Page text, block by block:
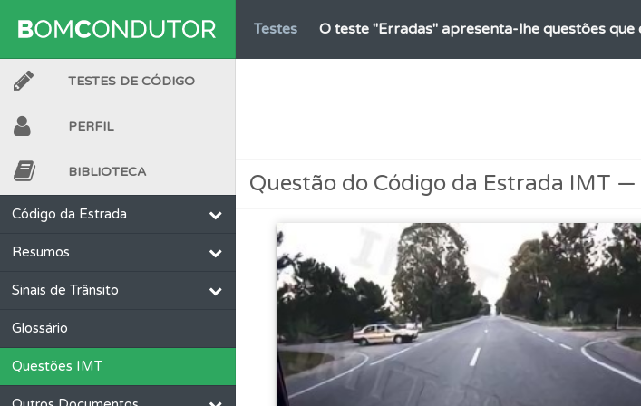
Testes O teste "Erradas" apresenta-lhe questões
Conta Crie uma conta para poder partilhar o seu perfil
Consulte as suas estatísticas no seu perfil.
Perfil Veja as questões que errou no seu perfil.
TESTES DE CÓDIGO
PERFIL
BIBLIOTECA
Código da Estrada
Resumos
Sinais de Trânsito
Glossário
Questões IMT
Questão do Código da Estrada IMT